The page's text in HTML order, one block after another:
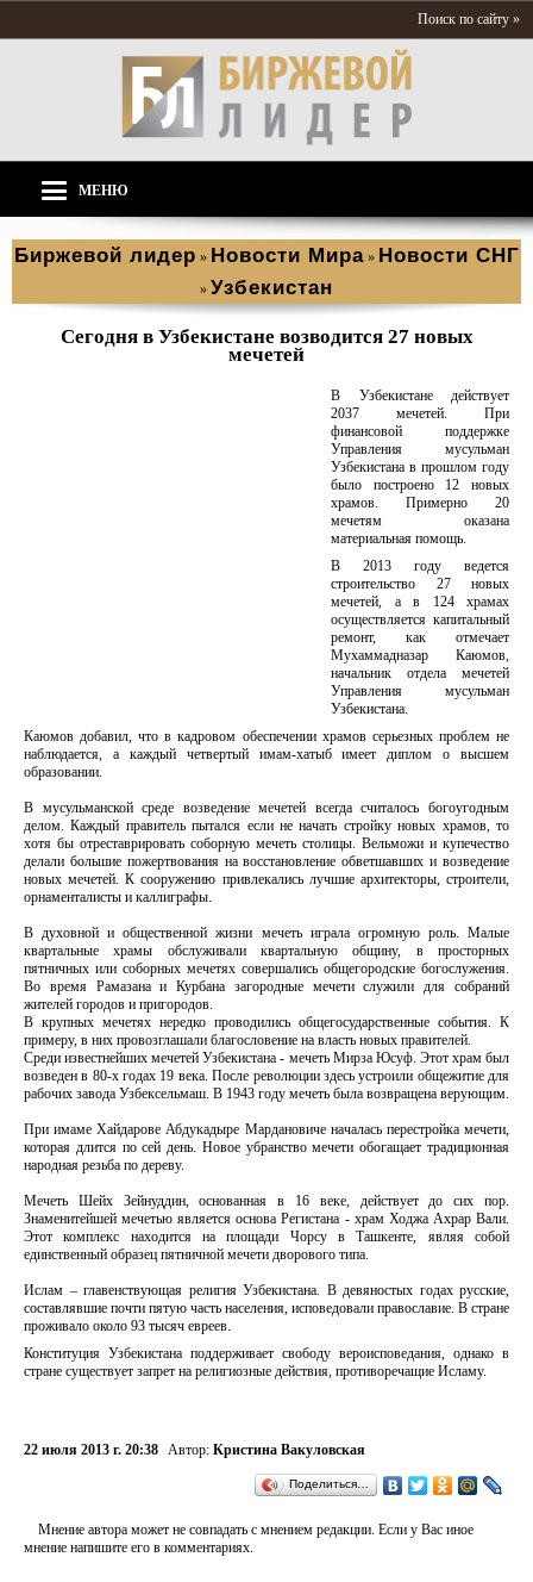
Поиск по сайту »
МЕНЮ
Биржевой лидер » Новости Мира » Новости СНГ
» Узбекистан
Сегодня в Узбекистане возводится 27 новых
мечетей
В Узбекистане действует
2037 мечетей. При
финансовой поддержке
Управления мусульман
Узбекистана в прошлом году
было построено 12 новых
храмов. Примерно 20
мечетям оказана
материальная помощь.
В 2013 году ведется
строительство 27 новых
мечетей, а в 124 храмах
осуществляется капитальный
ремонт, как отмечает
Мухаммадназар Каюмов,
начальник отдела мечетей
Управления мусульман
Узбекистана.
Каюмов добавил, что в кадровом обеспечении храмов серьезных проблем не
наблюдается, а каждый четвертый имам-хатыб имеет диплом о высшем
образовании.
В мусульманской среде возведение мечетей всегда считалось богоугодным
делом. Каждый правитель пытался если не начать стройку новых храмов, то
хотя бы отреставрировать соборную мечеть столицы. Вельможи и купечество
делали большие пожертвования на восстановление обветшавших и возведение
новых мечетей. К сооружению привлекались лучшие архитекторы, строители,
орнаменталисты и каллиграфы.
В духовной и общественной жизни мечеть играла огромную роль. Малые
квартальные храмы обслуживали квартальную общину, в просторных
пятничных или соборных мечетях совершались общегородские богослужения.
Во время Рамазана и Курбана загородные мечети служили для собраний
жителей городов и пригородов.
В крупных мечетях нередко проводились общегосударственные события. К
примеру, в них провозглашали благословение на власть новых правителей.
Среди известнейших мечетей Узбекистана - мечеть Мирза Юсуф. Этот храм был
возведен в 80-х годах 19 века. После революции здесь устроили общежитие для
рабочих завода Узбексельмаш. В 1943 году мечеть была возвращена верующим.
При имаме Хайдарове Абдукадыре Мардановиче началась перестройка мечети,
которая длится по сей день. Новое убранство мечети обогащает традиционная
народная резьба по дереву.
Мечеть Шейх Зейнуддин, основанная в 16 веке, действует до сих пор.
Знаменитейшей мечетью является основа Регистана - храм Ходжа Ахрар Вали.
Этот комплекс находится на площади Чорсу в Ташкенте, являя собой
единственный образец пятничной мечети дворового типа.
Ислам – главенствующая религия Узбекистана. В девяностых годах русские,
составлявшие почти пятую часть населения, исповедовали православие. В стране
проживало около 93 тысяч евреев.
Конституция Узбекистана поддерживает свободу вероисповедания, однако в
стране существует запрет на религиозные действия, противоречащие Исламу.
22 июля 2013 г. 20:38 Автор: Кристина Вакуловская
Поделиться…
Мнение автора может не совпадать с мнением редакции. Если у Вас иное
мнение напишите его в комментариях.